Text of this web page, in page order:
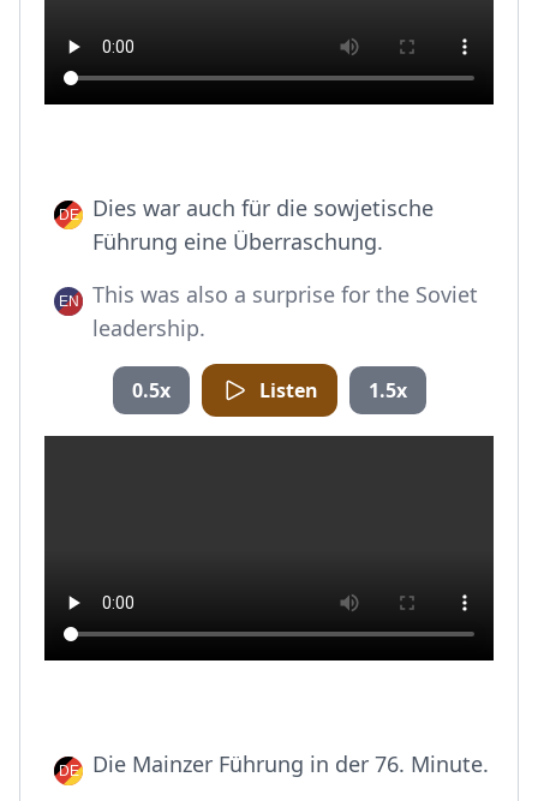
Dies war auch für die sowjetische
Führung eine Überraschung.
This was also a surprise for the Soviet
leadership.
0.5x Listen 1.5x
Die Mainzer Führung in der 76. Minute.